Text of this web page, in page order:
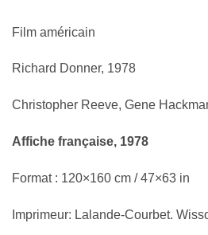
Film américain
Richard Donner, 1978
Christopher Reeve, Gene
Affiche française, 1978
Format : 120×160 cm / 47×63 in
Imprimeur: Lalande-Courbet.